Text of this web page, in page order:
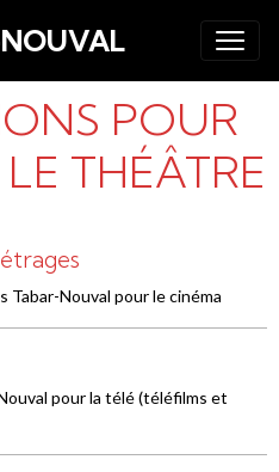
POUR
THÉÂTRE
Tabar-Nouval pour le cinéma
pour la télé (téléfilms et